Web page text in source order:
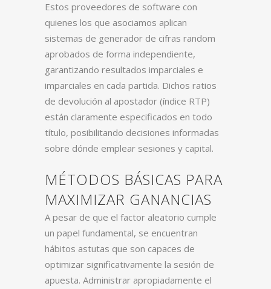
Estos proveedores de software con
quienes los que asociamos aplican
sistemas de generador de cifras random
aprobados de forma independiente,
garantizando resultados imparciales e
imparciales en cada partida. Dichos ratios
de devolución al apostador (índice RTP)
están claramente especificados en todo
título, posibilitando decisiones informadas
sobre dónde emplear sesiones y capital.
MÉTODOS BÁSICAS PARA
MAXIMIZAR GANANCIAS
A pesar de que el factor aleatorio cumple
un papel fundamental, se encuentran
hábitos astutas que son capaces de
optimizar significativamente la sesión de
apuesta. Administrar apropiadamente el